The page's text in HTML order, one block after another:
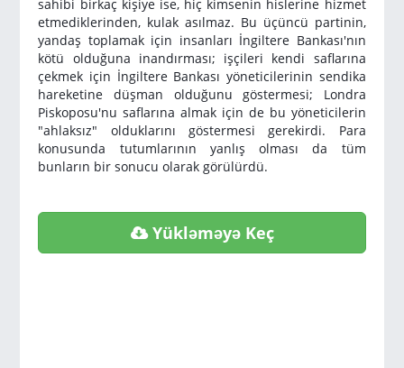
sahibi birkaç kişiye ise, hiç kimsenin hislerine hizmet
etmediklerinden, kulak asılmaz. Bu üçüncü partinin,
yandaş toplamak için insanları İngiltere Bankası'nın
kötü olduğuna inandırması; işçileri kendi saflarına
çekmek için İngiltere Bankası yöneticilerinin sendika
hareketine düşman olduğunu göstermesi; Londra
Piskoposu'nu saflarına almak için de bu yöneticilerin
"ahlaksız" olduklarını göstermesi gerekirdi. Para
konusunda tutumlarının yanlış olması da tüm
bunların bir sonucu olarak görülürdü.
Yükləməyə Keç